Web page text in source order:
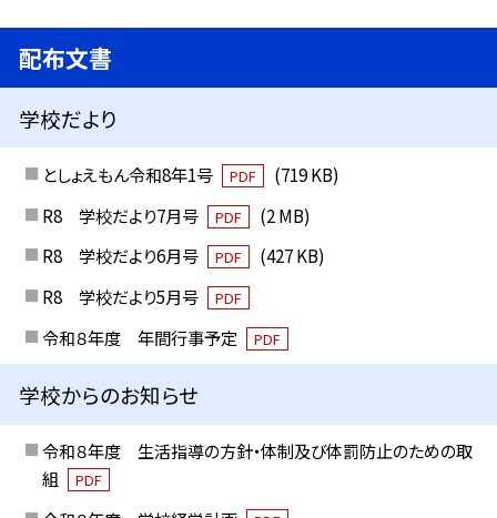
配布文書
学校だより
としょえもん令和8年1号 PDF
(719 KB)
R8 学校だより7月号
PDF
(2 MB)
R8 学校だより6月号
PDF
(427 KB)
R8 学校だより5月号
PDF
令和８年度 年間行事予定 PDF
学校からのお知らせ
令和８年度 生活指導の方針・体制及び体罰防止のための取
組
PDF